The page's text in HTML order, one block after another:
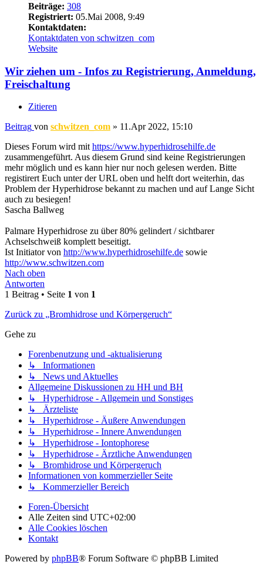
Beiträge: 308
Registriert: 05.Mai 2008, 9:49
Kontaktdaten:
Kontaktdaten von schwitzen_com
Website
Wir ziehen um - Infos zu Registrierung, Anmeldung,
Freischaltung
Zitieren
Beitrag von schwitzen_com » 11.Apr 2022, 15:10
Dieses Forum wird mit https://www.hyperhidrosehilfe.de
zusammengeführt. Aus diesem Grund sind keine Registrierungen
mehr möglich und es kann hier nur noch gelesen werden. Bitte
registirert Euch unter der URL oben und helft dort weiterhin, das
Problem der Hyperhidrose bekannt zu machen und auf Lange Sicht
auch zu besiegen!
Sascha Ballweg
Palmare Hyperhidrose zu über 80% gelindert / sichtbarer
Achselschweiß komplett beseitigt.
Ist Initiator von http://www.hyperhidrosehilfe.de sowie
http://www.schwitzen.com
Nach oben
Antworten
1 Beitrag • Seite 1 von 1
Zurück zu „Bromhidrose und Körpergeruch“
Gehe zu
Forenbenutzung und -aktualisierung
↳ Informationen
↳ News und Aktuelles
Allgemeine Diskussionen zu HH und BH
↳ Hyperhidrose - Allgemein und Sonstiges
↳ Ärzteliste
↳ Hyperhidrose - Äußere Anwendungen
↳ Hyperhidrose - Innere Anwendungen
↳ Hyperhidrose - Iontophorese
↳ Hyperhidrose - Ärztliche Anwendungen
↳ Bromhidrose und Körpergeruch
Informationen von kommerzieller Seite
↳ Kommerzieller Bereich
Foren-Übersicht
Alle Zeiten sind UTC+02:00
Alle Cookies löschen
Kontakt
Powered by phpBB® Forum Software © phpBB Limited